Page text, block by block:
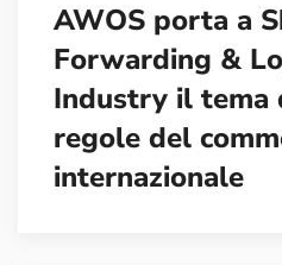
AWOS porta a
Forwarding &
Industry il tema
regole del
internazionale